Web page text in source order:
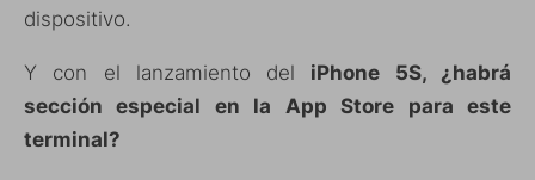
dispositivo.
Y con el lanzamiento del iPhone 5S, ¿habrá
sección especial en la App Store para este
terminal?